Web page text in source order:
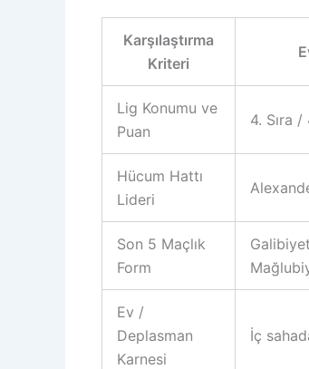
Karşılaştırma
Kriteri
Lig Konumu ve
Puan
4. Sıra
Hücum Hattı
Lideri
Son 5 Maçlık
Form
Ev /
Deplasman
Karnesi
İç